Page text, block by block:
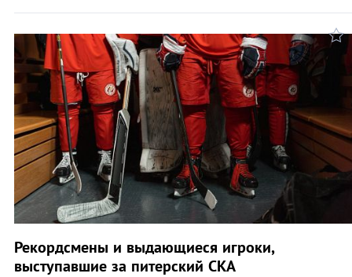
Рекордсмены и выдающиеся игроки,
выступавшие за питерский СКА